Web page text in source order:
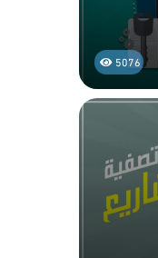
5076